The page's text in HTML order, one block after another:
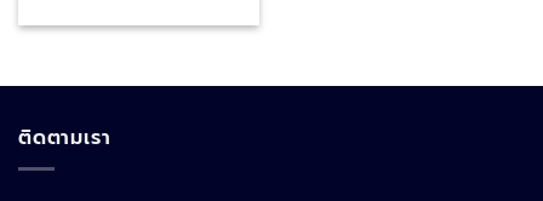
ติดตามเรา